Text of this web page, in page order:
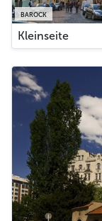
BAROCK
Kleinseite